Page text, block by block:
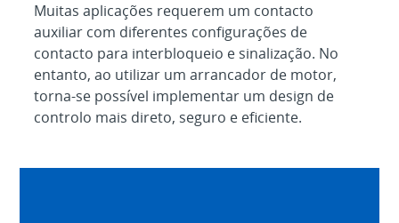
Muitas aplicações requerem um contacto
auxiliar com diferentes configurações de
contacto para interbloqueio e sinalização. No
entanto, ao utilizar um arrancador de motor,
torna-se possível implementar um design de
controlo mais direto, seguro e eficiente.